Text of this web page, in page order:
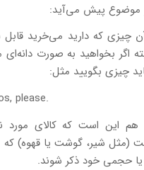
موضوع پیش می‌آید:
آن چیزی که دارید می‌خرید
اگر بخواهید به صورت
چیزی بگویید مثل:
.I need 3 avocados, please
این است که کالای مورد
(مثل شیر، گوشت یا قهوه) که
حجمی خود ذکر شوند.